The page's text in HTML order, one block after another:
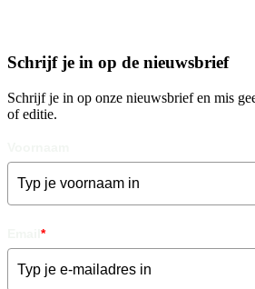
Schrijf je in op de nieuwsbrief
Schrijf je in op onze nieuwsbrief en mis
of editie.
*